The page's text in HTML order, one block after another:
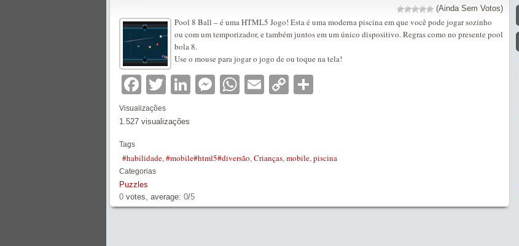
(Ainda Sem Votos)
Pool 8 Ball – é uma HTML5 Jogo! Esta é uma moderna piscina em que você pode jogar sozinho
ou com um temporizador, e também juntos em um único dispositivo. Regras como no presente pool
bola 8.
Use o mouse para jogar o jogo de ou toque na tela!
Facebook
TwitterLinkedIn
Messenger
WhatsApp
EmailCopy
Visualizações
1.527 visualizações
Tags
#habilidade,#mobile#html5#diversão,Crianças,mobile,piscina
Categorias
Puzzles
0 votes, average: 0/5